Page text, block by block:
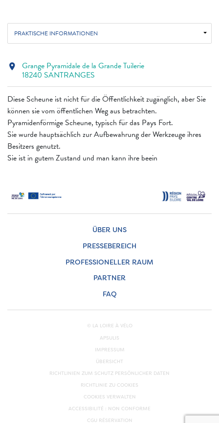
PRAKTISCHE INFORMATIONEN
Diese Scheune ist nicht für die Öffentlichkeit zugänglich, aber Sie
können sie vom öffentlichen Weg aus betrachten.
Pyramidenförmige Scheune, typisch für das Pays Fort.
Sie wurde hauptsächlich zur Aufbewahrung der Werkzeuge ihres
Besitzers genutzt.
Sie ist in gutem Zustand und man kann ihre beein
location_on Grange Pyramidale de la Grande Tuilerie
18240 SANTRANGES
ÜBER UNS
PRESSEBEREICH
PROFESSIONELLER RAUM
PARTNER
FAQ
© LA LOIRE À VÉLO
APSULIS
IMPRESSUM
ÜBERSICHT
RICHTLINIEN ZUM SCHUTZ PERSÖNLICHER DATEN
RICHTLINIE ZU COOKIES
COOKIES VERWALTEN
ACCESSIBILITÉ : NON CONFORME
CGU RÉSERVATION